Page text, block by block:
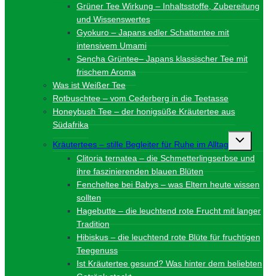
Grüner Tee Wirkung – Inhaltsstoffe, Zubereitung
und Wissenswertes
Gyokuro – Japans edler Schattentee mit
intensivem Umami
Sencha Grüntee– Japans klassischer Tee mit
frischem Aroma
Was ist Weißer Tee
Rotbuschtee – vom Cederberg in die Teetasse
Honeybush Tee – der honigsüße Kräutertee aus
Südafrika
Kräutertees – stille Begleiter für Ruhe im Alltag
Clitoria ternatea – die Schmetterlingserbse und
ihre faszinierenden blauen Blüten
Fencheltee bei Babys – was Eltern heute wissen
sollten
Hagebutte – die leuchtend rote Frucht mit langer
Tradition
Hibiskus – die leuchtend rote Blüte für fruchtigen
Teegenuss
Ist Kräutertee gesund? Was hinter dem beliebten